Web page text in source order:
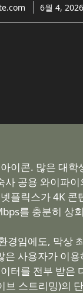
6월 4, 2026
이콘. 많은 대
공용 와이파
릭스가 4K
를 충분히 상
임에도, 막상
사용자가 이
를 전부 받은
스트리밍)의